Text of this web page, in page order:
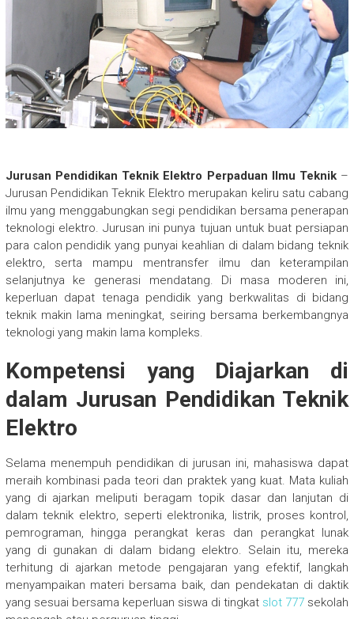
Jurusan Pendidikan Teknik Elektro Perpaduan Ilmu Teknik –
Jurusan Pendidikan Teknik Elektro merupakan keliru satu cabang
ilmu yang menggabungkan segi pendidikan bersama penerapan
teknologi elektro. Jurusan ini punya tujuan untuk buat persiapan
para calon pendidik yang punyai keahlian di dalam bidang teknik
elektro, serta mampu mentransfer ilmu dan keterampilan
selanjutnya ke generasi mendatang. Di masa moderen ini,
keperluan dapat tenaga pendidik yang berkwalitas di bidang
teknik makin lama meningkat, seiring bersama berkembangnya
teknologi yang makin lama kompleks.
Kompetensi yang Diajarkan di
dalam Jurusan Pendidikan Teknik
Elektro
Selama menempuh pendidikan di jurusan ini, mahasiswa dapat
meraih kombinasi pada teori dan praktek yang kuat. Mata kuliah
yang di ajarkan meliputi beragam topik dasar dan lanjutan di
dalam teknik elektro, seperti elektronika, listrik, proses kontrol,
pemrograman, hingga perangkat keras dan perangkat lunak
yang di gunakan di dalam bidang elektro. Selain itu, mereka
terhitung di ajarkan metode pengajaran yang efektif, langkah
menyampaikan materi bersama baik, dan pendekatan di daktik
yang sesuai bersama keperluan siswa di tingkat slot 777 sekolah